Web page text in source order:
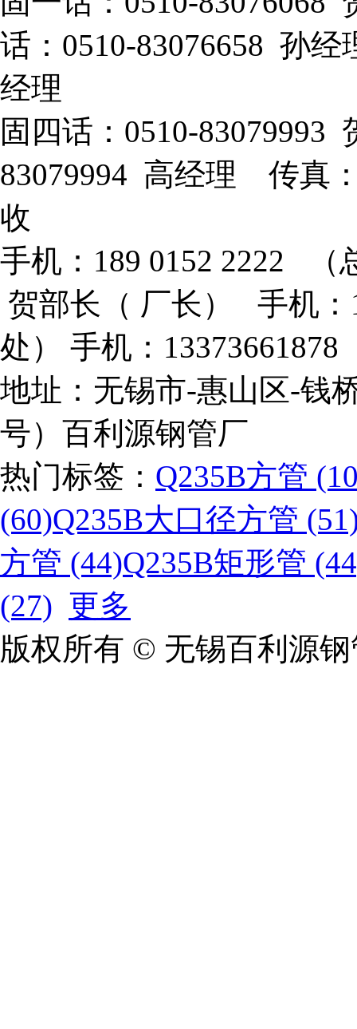
话：0510-83076658 孙
经理
固四话：0510-
83079994 高经理 传真
收
手机：189 0152 2222 （
贺部长（ 厂长） 手机
处） 手机：
地址：无锡市-惠山区-钱
号）百利源钢管厂
热门标签： Q235B方管
(60)Q235B大口径方管
方管 (44)Q235B矩形管
(27) 更多
版权所有 © 无锡百利源